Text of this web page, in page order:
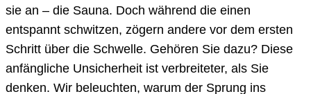
sie an – die Sauna. Doch während die einen
entspannt schwitzen, zögern andere vor dem ersten
Schritt über die Schwelle. Gehören Sie dazu? Diese
anfängliche Unsicherheit ist verbreiteter, als Sie
denken. Wir beleuchten, warum der Sprung ins